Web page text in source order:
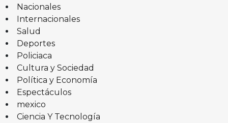
Nacionales
Internacionales
Salud
Deportes
Policiaca
Cultura y Sociedad
Política y Economía
Espectáculos
mexico
Ciencia Y Tecnología